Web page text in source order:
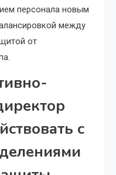
персонала новым
между
от
с